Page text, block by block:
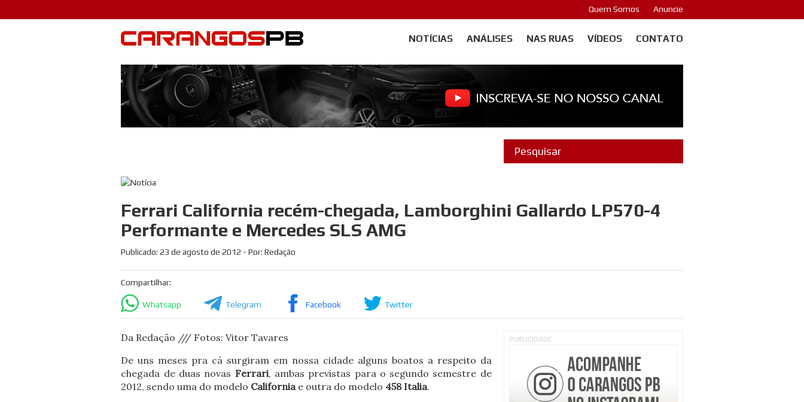
Quem Somos Anuncie
NOTÍCIAS ANÁLISES NAS RUAS VÍDEOS CONTATO
Ferrari California recém-chegada, Lamborghini Gallardo LP570-4
Performante e Mercedes SLS AMG
Publicado:23 de agosto de 2012 - Por: Redação
Compartilhar:
Whatsapp Telegram Facebook Twitter
Da Redação /// Fotos: Vitor Tavares
De uns meses pra cá surgiram em nossa cidade alguns boatos a respeito da
chegada de duas novas Ferrari, ambas previstas para o segundo semestre de
2012, sendo uma do modelo California e outra do modelo 458 Italia.
PUBLICIDADE